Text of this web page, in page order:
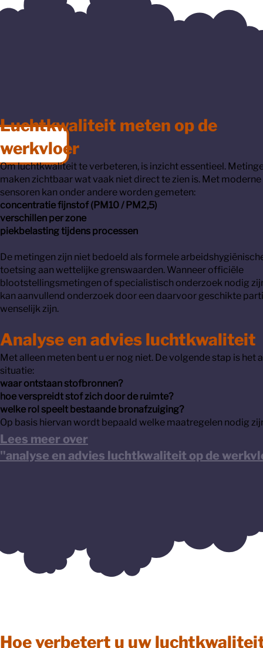
Lees meer over
"luchtkwaliteit
Lees meer over
"analyse en advies luchtkwaliteit op de
Analyse en advies luchtkwaliteit
Met alleen meten bent u er nog niet. De volgende stap is het
situatie:
waar ontstaan stofbronnen?
hoe verspreidt stof zich door de ruimte?
welke rol speelt bestaande bronafzuiging?
Op basis hiervan wordt bepaald welke maatregelen nodig
Luchtkwaliteit meten op de
werkvloer
Om luchtkwaliteit te verbeteren, is inzicht essentieel.
maken zichtbaar wat vaak niet direct te zien is. Met moderne
sensoren kan onder andere worden gemeten:
concentratie fijnstof (PM10 / PM2,5)
verschillen per zone
piekbelasting tijdens processen
De metingen zijn niet bedoeld als formele
toetsing aan wettelijke grenswaarden. Wanneer officiële
blootstellingsmetingen of specialistisch onderzoek nodig
kan aanvullend onderzoek door een daarvoor geschikte
wenselijk zijn.
Hoe verbetert u uw